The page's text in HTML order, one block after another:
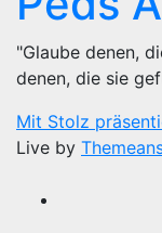
"Glaube denen,
denen, die sie
Mit Stolz
Live by